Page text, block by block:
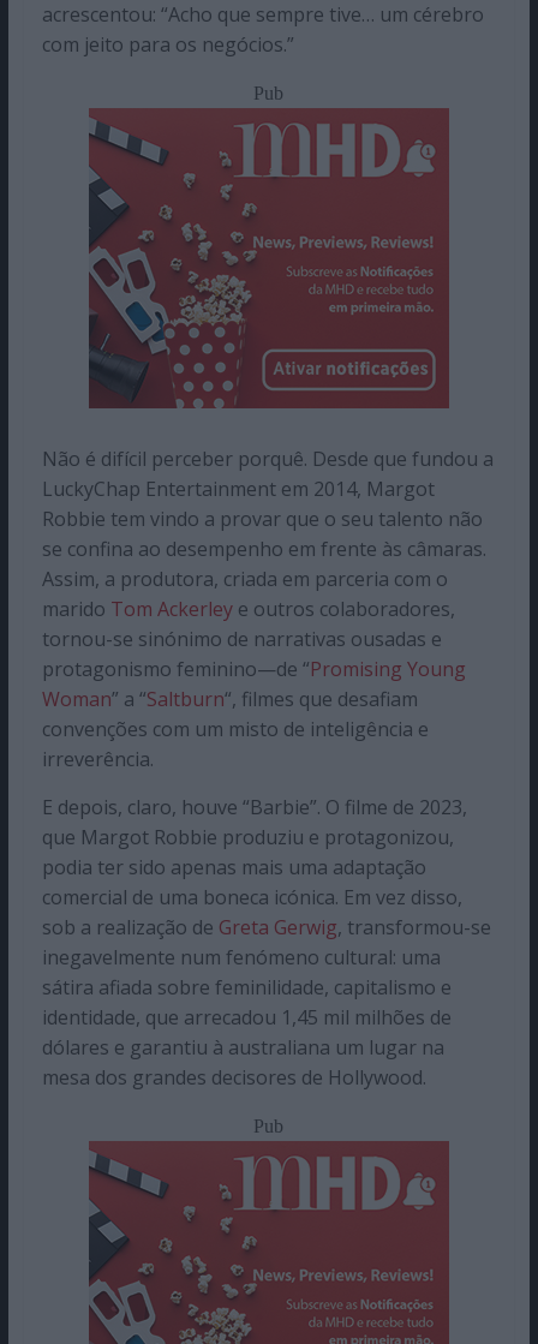
acrescentou: “Acho que sempre tive… um cérebro
com jeito para os negócios.”
Pub
Não é difícil perceber porquê. Desde que fundou a
LuckyChap Entertainment em 2014, Margot
Robbie tem vindo a provar que o seu talento não
se confina ao desempenho em frente às câmaras.
Assim, a produtora, criada em parceria com o
marido Tom Ackerleye outros colaboradores,
tornou-se sinónimo de narrativas ousadas e
protagonismo feminino—de “Promising Young
Woman” a “Saltburn“, filmes que desafiam
convenções com um misto de inteligência e
irreverência.
E depois, claro, houve “Barbie”. O filme de 2023,
que Margot Robbie produziu e protagonizou,
podia ter sido apenas mais uma adaptação
comercial de uma boneca icónica. Em vez disso,
sob a realização de Greta Gerwig, transformou-se
inegavelmente num fenómeno cultural: uma
sátira afiada sobre feminilidade, capitalismo e
identidade, que arrecadou 1,45 mil milhões de
dólares e garantiu à australiana um lugar na
mesa dos grandes decisores de Hollywood.
Pub